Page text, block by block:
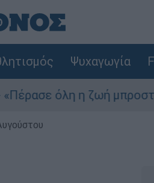
Ψυχαγωγία
όλη η ζωή μπροστά μου»